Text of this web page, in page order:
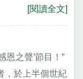
[閱讀全文]
恩之聲’節目！”
，於上半個世紀